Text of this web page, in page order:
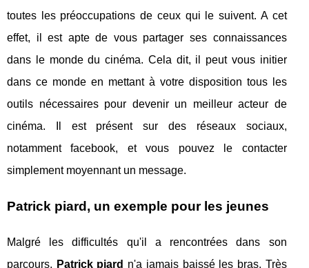
toutes les préoccupations de ceux qui le suivent. A cet
effet, il est apte de vous partager ses connaissances
dans le monde du cinéma. Cela dit, il peut vous initier
dans ce monde en mettant à votre disposition tous les
outils nécessaires pour devenir un meilleur acteur de
cinéma. Il est présent sur des réseaux sociaux,
notamment facebook, et vous pouvez le contacter
simplement moyennant un message.
Patrick piard, un exemple pour les jeunes
Malgré les difficultés qu'il a rencontrées dans son
parcours, Patrick piard n'a jamais baissé les bras. Très